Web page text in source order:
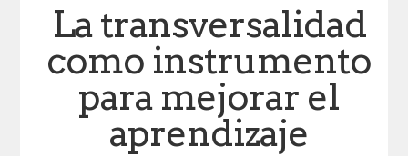
La transversalidad
como instrumento
para mejorar el
aprendizaje